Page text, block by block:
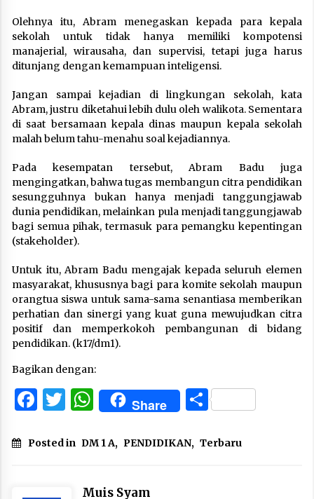
Olehnya itu, Abram menegaskan kepada para kepala
sekolah untuk tidak hanya memiliki kompotensi
manajerial, wirausaha, dan supervisi, tetapi juga harus
ditunjang dengan kemampuan inteligensi.
Jangan sampai kejadian di lingkungan sekolah, kata
Abram, justru diketahui lebih dulu oleh walikota. Sementara
di saat bersamaan kepala dinas maupun kepala sekolah
malah belum tahu-menahu soal kejadiannya.
Pada kesempatan tersebut, Abram Badu juga
mengingatkan, bahwa tugas membangun citra pendidikan
sesungguhnya bukan hanya menjadi tanggungjawab
dunia pendidikan, melainkan pula menjadi tanggungjawab
bagi semua pihak, termasuk para pemangku kepentingan
(stakeholder).
Untuk itu, Abram Badu mengajak kepada seluruh elemen
masyarakat, khususnya bagi para komite sekolah maupun
orangtua siswa untuk sama-sama senantiasa memberikan
perhatian dan sinergi yang kuat guna mewujudkan citra
positif dan memperkokoh pembangunan di bidang
pendidikan. (k17/dm1).
Bagikan dengan:
Facebook
Twitter
WhatsApp
Share Share
Posted in DM 1 A, PENDIDIKAN, Terbaru
Muis Syam